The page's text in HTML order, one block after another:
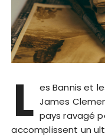
L es Bannis et
James
pays ravagé
accomplissent un